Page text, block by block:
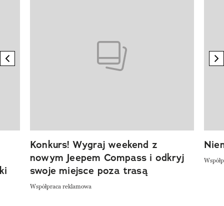
previous element
Konkurs! Wygraj weekend z
nowym Jeepem Compass i odkryj
swoje miejsce poza trasą
Współpraca reklamowa